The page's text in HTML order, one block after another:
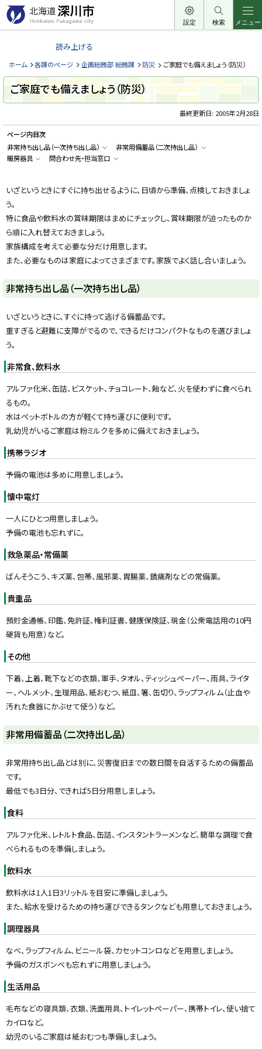
本
文
へ
ュ
へ
北
道
深
川
市
k
a
d
u
k
a
a
w
a
c
i
t
設定 検索 メニュー
読み上げる
ホーム 各課のページ 企画総務部 総務課 防災 ご家庭でも備えましょう（防災）
ご家庭でも備えましょう（防災）
最終更新日: 2005年2月28日
ページ内目次
非常持ち出し品（一次持ち出し品）
非常用備蓄品（二次持出し品）
暖房器具
問合わせ先・担当窓口
いざというときにすぐに持ち出せるように、日頃から準備、点検しておきましょ
う。
特に食品や飲料水の賞味期限はまめにチェックし、賞味期限が迫ったものか
ら順に入れ替えておきましょう。
家族構成を考えて必要な分だけ用意します。
また、必要なものは家庭によってさまざまです。家族でよく話し合いましょう。
非常持ち出し品（一次持ち出し品）
いざというときに、すぐに持って逃げる備蓄品です。
重すぎると避難に支障がでるので、できるだけコンパクトなものを選びましょ
う。
非常食、飲料水
アルファ化米、缶詰、ビスケット、チョコレート、飴など、火を使わずに食べられ
るもの。
水はペットボトルの方が軽くて持ち運びに便利です。
乳幼児がいるご家庭は粉ミルクを多めに備えておきましょう。
携帯ラジオ
予備の電池は多めに用意しましょう。
懐中電灯
一人にひとつ用意しましょう。
予備の電池も忘れずに。
救急薬品・常備薬
ばんそうこう、キズ薬、包帯、風邪薬、胃腸薬、鎮痛剤などの常備薬。
貴重品
預貯金通帳、印鑑、免許証、権利証書、健康保険証、現金（公衆電話用の10円
硬貨も用意）など。
その他
下着、上着、靴下などの衣類、軍手、タオル、ティッシュペーパー、雨具、ライタ
ー、ヘルメット、生理用品、紙おむつ、紙皿、箸、缶切り、ラップフィルム（止血や
汚れた食器にかぶせて使う）など。
ト
ッ
プ
に
戻
非常用備蓄品（二次持出し品）
非常用持ち出し品とは別に、災害復旧までの数日間を自活するための備蓄品
です。
最低でも3日分、できれば5日分用意しましょう。
食料
アルファ化米、レトルト食品、缶詰、インスタントラーメンなど、簡単な調理で食
べられるものを準備しましょう。
飲料水
飲料水は1人1日3リットルを目安に準備しましょう。
また、給水を受けるための持ち運びできるタンクなども用意しておきましょう。
調理器具
なべ、ラップフィルム、ビニール袋、カセットコンロなどを用意しましょう。
予備のガスボンベも忘れずに用意しましょう。
生活用品
毛布などの寝具類、衣類、洗面用具、トイレットペーパー、携帯トイレ、使い捨て
カイロなど。
幼児のいるご家庭は紙おむつも準備しましょう。